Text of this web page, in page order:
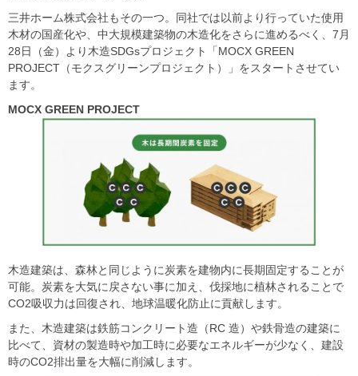
三井ホーム株式会社もその一つ。同社では以前より行っていた使用
木材の国産化や、中大規模建築物の木造化をさらに進めるべく、7月
28日（金）より木造SDGsプロジェクト「MOCX GREEN
PROJECT（モクスグリーンプロジェクト）」をスタートさせてい
ます。
MOCX GREEN PROJECT
木造建築は、森林と同じように炭素を建物内に長期固定することが
可能。炭素を大気に戻さない事に加え、伐採地に植林されることで
CO2吸収力は回復され、地球温暖化防止に貢献します。
また、木造建築は鉄筋コンクリート造（RC 造）や鉄骨造の建築に
比べて、資材の製造時や加工時に必要なエネルギーが少なく、建設
時のCO2排出量を大幅に削減します。